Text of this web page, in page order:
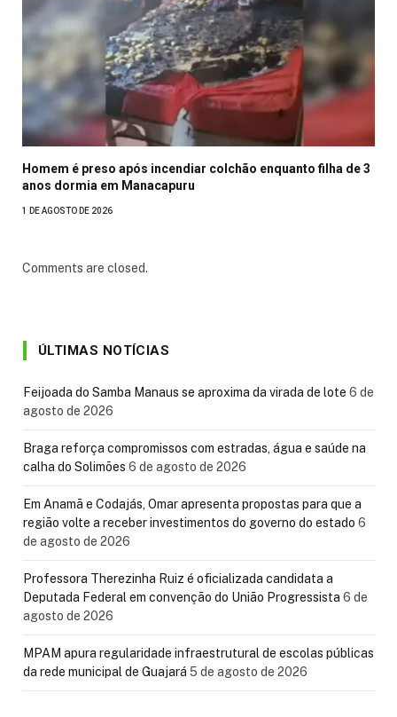
Homem é preso após incendiar colchão enquanto filha de 3
anos dormia em Manacapuru
1 DE AGOSTO DE 2026
Comments are closed.
ÚLTIMAS NOTÍCIAS
Feijoada do Samba Manaus se aproxima da virada de lote 6 de
agosto de 2026
Braga reforça compromissos com estradas, água e saúde na
calha do Solimões 6 de agosto de 2026
Em Anamã e Codajás, Omar apresenta propostas para que a
região volte a receber investimentos do governo do estado 6
de agosto de 2026
Professora Therezinha Ruiz é oficializada candidata a
Deputada Federal em convenção do União Progressista 6 de
agosto de 2026
MPAM apura regularidade infraestrutural de escolas públicas
da rede municipal de Guajará 5 de agosto de 2026